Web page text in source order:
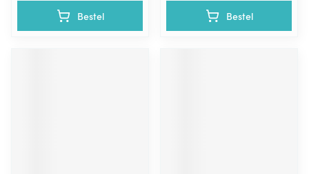
Bestel Bestel